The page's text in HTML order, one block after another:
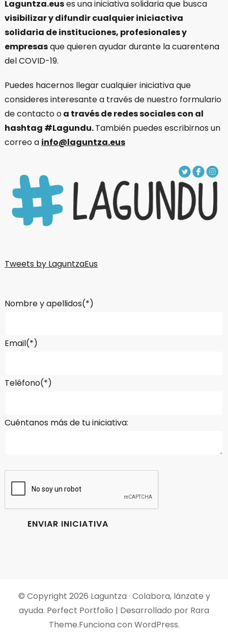
Laguntza.euses una iniciativa solidaria que busca
visibilizar y difundir cualquier iniciactiva
solidaria de instituciones, profesionales y
empresasque quieren ayudar durante la cuarentena
del COVID-19.
Puedes hacernos llegar cualquier iniciativa que
consideres interesante a través de nuestro formulario
de contacto oa través de redes sociales con al
hashtag #Lagundu.También puedes escribirnos un
correo a info@laguntza.eus
Tweets by LaguntzaEus
Nombre y apellidos(*)
Email(*)
Teléfono(*)
Cuéntanos más de tu iniciativa:
© Copyright 2026 Laguntza · Colabora, lánzate y
ayuda. Perfect Portfolio | Desarrollado por Rara
Theme.Funciona con WordPress.